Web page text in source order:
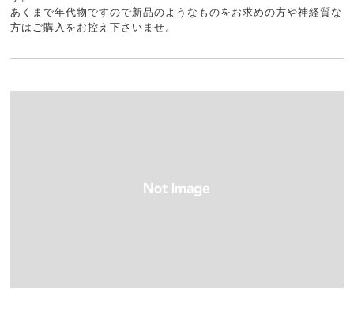
あくまで年代物ですので新品のようなものをお求めの方や神経質な
方はご購入をお控え下さいませ。